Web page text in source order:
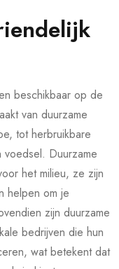
beschikbaar op de
van duurzame
tot herbruikbare
Duurzame
het milieu, ze zijn
helpen om je
zijn duurzame
bedrijven die hun
wat betekent dat